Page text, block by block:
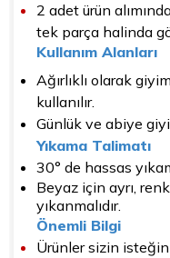
2 adet ürün
tek parça halinda
Kullanım Alanları
Ağırlıklı olarak
kullanılır.
Günlük ve abiye
Yıkama Talimatı
30° de hassas
Beyaz için ayrı,
yıkanmalıdır.
Önemli Bilgi
Ürünler sizin